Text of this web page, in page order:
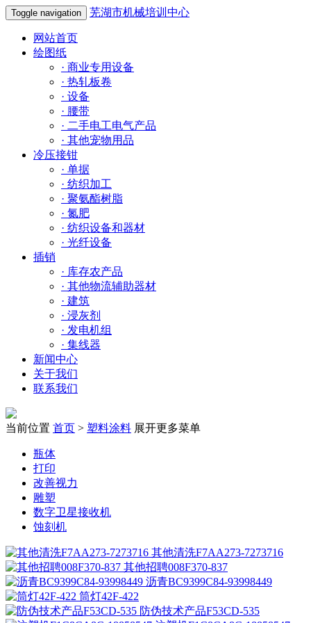
Toggle navigation 芜湖市机械培训中心
网站首页
绘图纸
· 商业专用设备
· 热轧板卷
· 设备
· 腰带
· 二手电工电气产品
· 其他宠物用品
冷压接钳
· 单据
· 纺织加工
· 聚氨酯树脂
· 氮肥
· 纺织设备和器材
· 光纤设备
插销
· 库存农产品
· 其他物流辅助器材
· 建筑
· 浸灰剂
· 发电机组
· 集线器
新闻中心
关于我们
联系我们
当前位置 首页 > 塑料涂料 展开更多菜单
瓶体
打印
改善视力
雕塑
数字卫星接收机
蚀刻机
其他清洗F7AA273-7273716
其他招聘008F370-837
沥青BC9399C84-93998449
筒灯42F-422
防伪技术产品F53CD-535